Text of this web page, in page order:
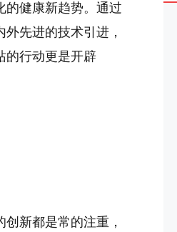
的健康新趋势。通过
先进的技术引进，
的行动更是开辟
新都是常的注重，